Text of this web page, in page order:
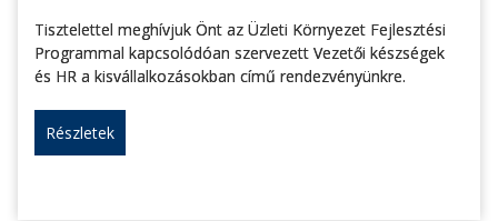
Tisztelettel meghívjuk Önt az Üzleti Környezet Fejlesztési
Programmal kapcsolódóan szervezett Vezetői készségek
és HR a kisvállalkozásokban című rendezvényünkre.
Részletek